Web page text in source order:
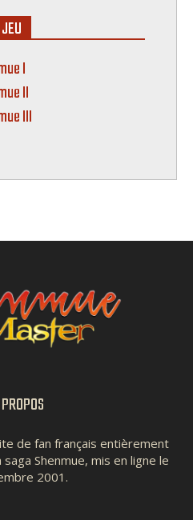
I
II
III
de fan français entièrement
Shenmue, mis en ligne le
2001.